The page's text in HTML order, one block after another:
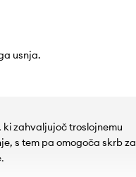
usnja.
ki zahvaljujoč troslojnemu
s tem pa omogoča skrb za